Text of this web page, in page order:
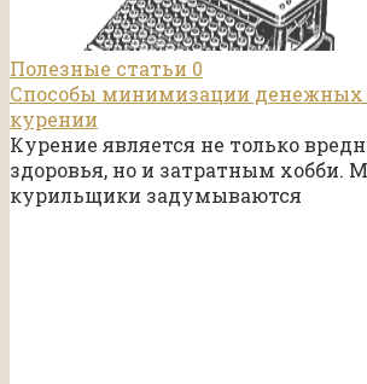
Полезные статьи 0
Способы минимизации денежных
курении
Курение является не только
здоровья, но и затратным хобби.
курильщики задумываются